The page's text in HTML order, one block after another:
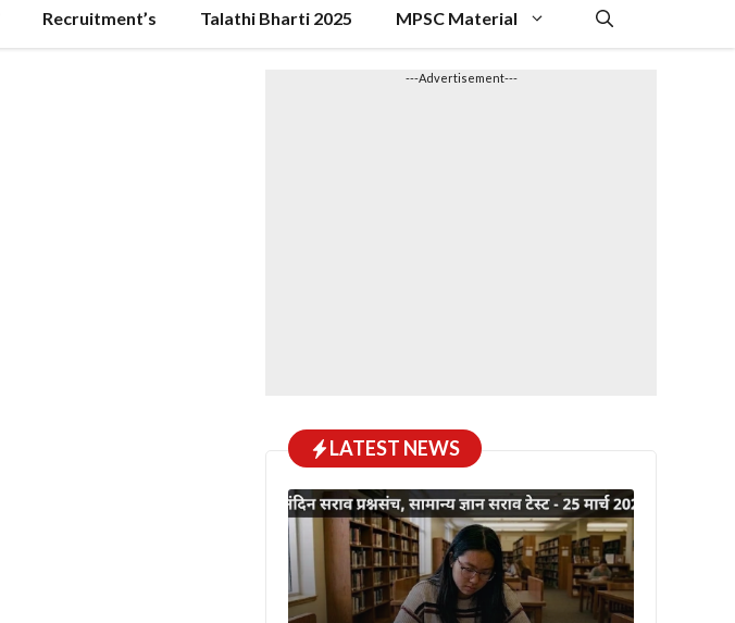
Recruitment’s Talathi Bharti 2025 MPSC Material
---Advertisement---
LATEST NEWS